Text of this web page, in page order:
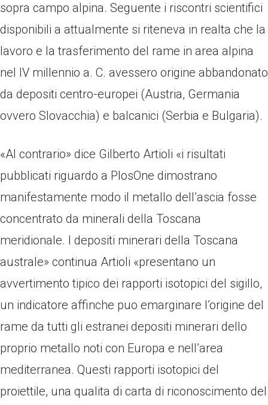
sopra campo alpina. Seguente i riscontri scientifici
disponibili a attualmente si riteneva in realta che la
lavoro e la trasferimento del rame in area alpina
nel IV millennio a. C. avessero origine abbandonato
da depositi centro-europei (Austria, Germania
ovvero Slovacchia) e balcanici (Serbia e Bulgaria).
«Al contrario» dice Gilberto Artioli «i risultati
pubblicati riguardo a PlosOne dimostrano
manifestamente modo il metallo dell’ascia fosse
concentrato da minerali della Toscana
meridionale. I depositi minerari della Toscana
australe» continua Artioli «presentano un
avvertimento tipico dei rapporti isotopici del sigillo,
un indicatore affinche puo emarginare l’origine del
rame da tutti gli estranei depositi minerari dello
proprio metallo noti con Europa e nell’area
mediterranea. Questi rapporti isotopici del
proiettile, una qualita di carta di riconoscimento del